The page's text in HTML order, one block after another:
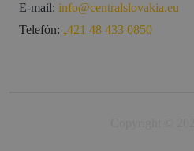
E-mail: info@centralslovakia.eu
Telefón: ₊421 48 433 0850